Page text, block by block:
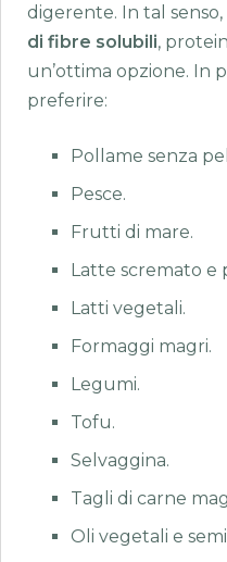
digerente. In tal
di fibre solubili,
un’ottima opzione. In
preferire:
Pollame senza
Pesce.
Frutti di mare.
Latte scremato e
Latti vegetali.
Formaggi magri.
Legumi.
Tofu.
Selvaggina.
Tagli di carne
Oli vegetali e